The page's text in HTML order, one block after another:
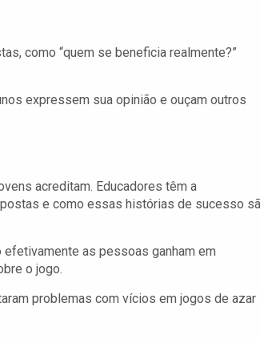
como “quem se beneficia realmente?”
expressem sua opinião e ouçam outros
acreditam. Educadores têm a
e como essas histórias de sucesso
as pessoas ganham em
o jogo.
problemas com vícios em jogos de azar